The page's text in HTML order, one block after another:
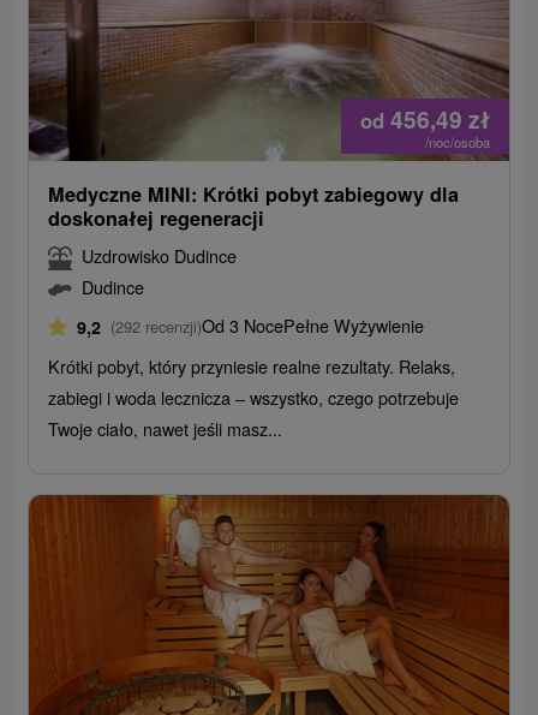
od 456,49 zł
/noc/osoba
Medyczne MINI: Krótki pobyt zabiegowy dla
doskonałej regeneracji
Uzdrowisko Dudince
Dudince
9,2 (292 recenzji)Od 3 NocePełne Wyżywienie
Krótki pobyt, który przyniesie realne rezultaty. Relaks,
zabiegi i woda lecznicza – wszystko, czego potrzebuje
Twoje ciało, nawet jeśli masz...